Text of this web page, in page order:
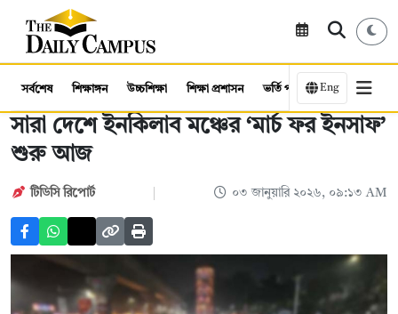
সর্বশেষ শিক্ষাঙ্গন উচ্চশিক্ষা শিক্ষা প্রশাসন ভর্তি পরীক্ষা কর্মসংস্থান
Eng
সারা দেশে ইনকিলাব মঞ্চের ‘মার্চ ফর ইনসাফ’
শুরু আজ
টিডিসি ‍রিপোর্ট ০৩ জানুয়ারি ২০২৬, ০৯:১৩ AM